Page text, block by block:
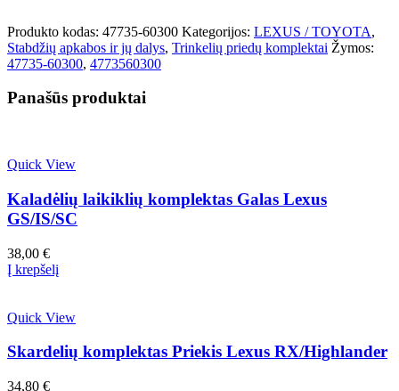
Produkto kodas: 47735-60300 Kategorijos: LEXUS / TOYOTA,
Stabdžių apkabos ir jų dalys, Trinkelių priedų komplektai Žymos:
47735-60300, 4773560300
Panašūs produktai
Quick View
Kaladėlių laikiklių komplektas Galas Lexus
GS/IS/SC
38,00 €
Į krepšelį
Quick View
Skardelių komplektas Priekis Lexus RX/Highlander
34,80 €